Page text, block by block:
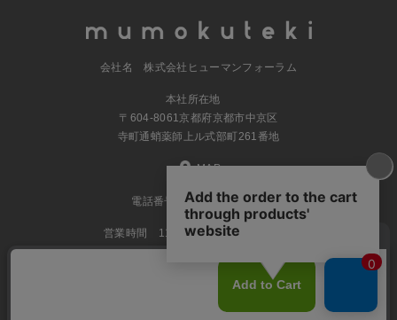
会社名 株式会社ヒューマンフォーラム
本社所在地
〒604-8061京都府京都市中京区
寺町通蛸薬師上ル式部町261番地
MAP
電話番号 070-5504-0806
営業時間 11:00～17:30（土日休業）